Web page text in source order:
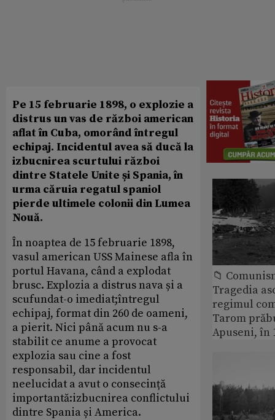
Pe 15 februarie 1898, o explozie a
distrus un vas de război american
aflat în Cuba, omorând întregul
echipaj. Incidentul avea să ducă la
izbucnirea scurtului război
dintre Statele Unite și Spania, în
urma căruia regatul spaniol
pierde ultimele colonii din Lumea
Nouă.
În noaptea de 15 februarie 1898,
vasul american USS Mainese afla în
portul Havana, când a explodat
brusc. Explozia a distrus nava și a
scufundat-o imediat;întregul
echipaj, format din 260 de oameni,
a pierit. Nici până acum nu s-a
stabilit ce anume a provocat
explozia sau cine a fost
responsabil, dar incidentul
neelucidat a avut o consecință
importantă:izbucnirea conflictului
dintre Spania și America.
📁
Tragedia
regimul
Tarom
Apuseni, în